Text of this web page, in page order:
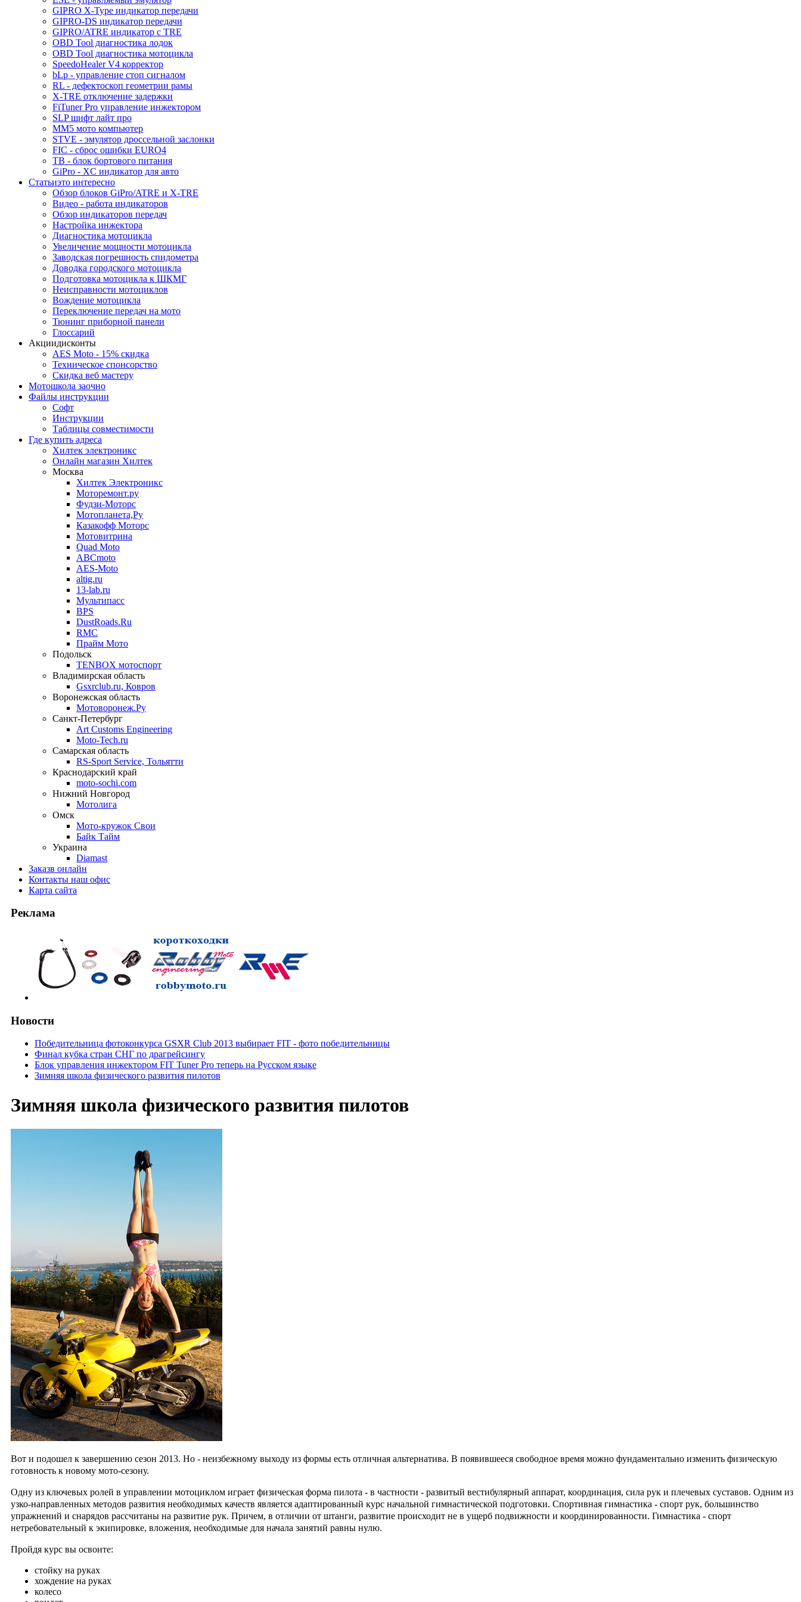
GIPRO X-Type индикатор передачи
GIPRO-DS индикатор передачи
GIPRO/ATRE индикатор с TRE
OBD Tool диагностика лодок
OBD Tool диагностика мотоцикла
SpeedoHealer V4 корректор
bLp - управление стоп сигналом
RL - дефектоскоп геометрии рамы
X-TRE отключение задержки
FiTuner Pro управление инжектором
SLP шифт лайт про
MM5 мото компьютер
STVE - эмулятор дроссельной заслонки
FIC - сброс ошибки EURO4
TB - блок бортового питания
GiPro - XC индикатор для авто
Статьиэто интересно
Обзор блоков GiPro/ATRE и X-TRE
Видео - работа индикаторов
Обзор индикаторов передач
Настройка инжектора
Диагноcтика мотоцикла
Увеличение мощности мотоцикла
Заводская погрешность спидометра
Доводка городского мотоцикла
Подготовка мотоцикла к ШКМГ
Неисправности мотоциклов
Вождение мотоцикла
Переключение передач на мото
Тюнинг приборной панели
Глоссарий
Акциидисконты
AES Moto - 15% скидка
Техническое спонсорство
Скидка веб мастеру
Мотошкола заочно
Файлы инструкции
Софт
Инструкции
Таблицы совместимости
Где купить адреса
Хилтек электроникс
Онлайн магазин Хилтек
Москва
Хилтек Электроникс
Моторемонт.ру
Фудзи-Моторс
Мотопланета,Ру
Казакофф Моторс
Мотовитрина
Quad Moto
ABCmoto
AES-Moto
altig.ru
13-lab.ru
Мультипасс
BPS
DustRoads.Ru
RMC
Прайм Мото
Подольск
TENBOX мотоспорт
Владимирская область
Gsxrclub.ru, Ковров
Воронежская область
Мотоворонеж.Ру
Санкт-Петербург
Art Customs Engineering
Moto-Tech.ru
Самарская область
RS-Sport Service, Тольятти
Краснодарский край
moto-sochi.com
Нижний Новгород
Мотолига
Омск
Мото-кружок Свои
Байк Тайм
Украина
Diamast
Заказв онлайн
Контакты наш офис
Карта сайта
Реклама
Новости
Победительница фотоконкурса GSXR Club 2013 выбирает FIT - фото победительницы
Финал кубка стран СНГ по драгрейсингу
Блок управления инжектором FIT Tuner Pro теперь на Русском языке
Зимняя школа физического развития пилотов
Зимняя школа физического развития пилотов
Вот и подошел к завершению сезон 2013. Но - неизбежному выходу из формы есть отличная альтернатива. В появившееся свободное время можно фундаментально изменить физическую
готовность к новому мото-сезону.
Одну из ключевых ролей в управлении мотоциклом играет физическая форма пилота - в частности - развитый вестибулярный аппарат, координация, сила рук и плечевых суставов. Одним из
узко-направленных методов развития необходимых качеств является адаптированный курс начальной гимнастической подготовки. Спортивная гимнастика - спорт рук, большинство
упражнений и снарядов рассчитаны на развитие рук. Причем, в отличии от штанги, развитие происходит не в ущерб подвижности и координированности. Гимнастика - спорт
нетребовательный к экипировке, вложения, необходимые для начала занятий равны нулю.
Пройдя курс вы освоите:
стойку на руках
хождение на руках
колесо